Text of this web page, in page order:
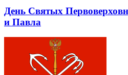
День Святых
и Павла